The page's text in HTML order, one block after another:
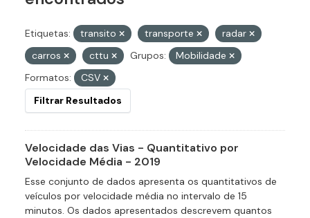
Etiquetas: transito transporte
radar
carros
cttu Grupos:
Mobilidade
Formatos:
CSV
Filtrar Resultados
Velocidade das Vias - Quantitativo por
Velocidade Média - 2019
Esse conjunto de dados apresenta os quantitativos de
veículos por velocidade média no intervalo de 15
minutos. Os dados apresentados descrevem quantos